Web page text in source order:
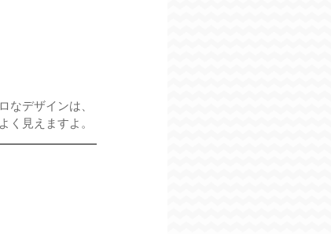
なデザインは、
く見えますよ。